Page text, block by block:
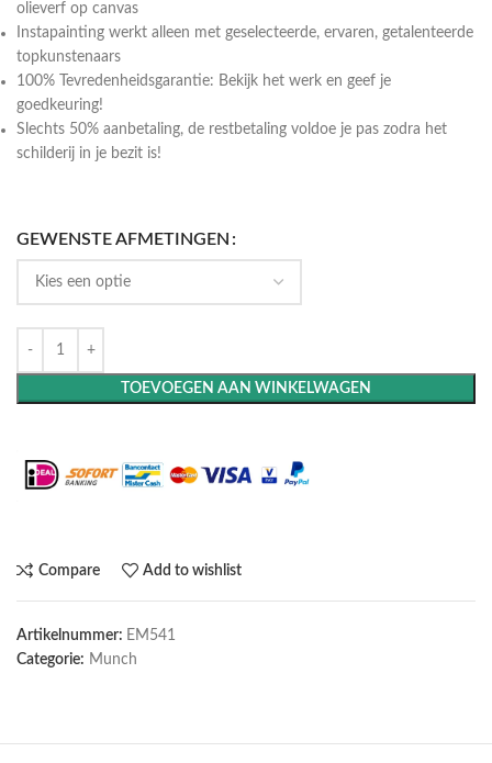
olieverf op canvas
Instapainting werkt alleen met geselecteerde, ervaren, getalenteerde
topkunstenaars
100% Tevredenheidsgarantie: Bekijk het werk en geef je
goedkeuring!
Slechts 50% aanbetaling, de restbetaling voldoe je pas zodra het
schilderij in je bezit is!
GEWENSTE AFMETINGEN
TOEVOEGEN AAN WINKELWAGEN
Compare Add to wishlist
Artikelnummer: EM541
Categorie: Munch